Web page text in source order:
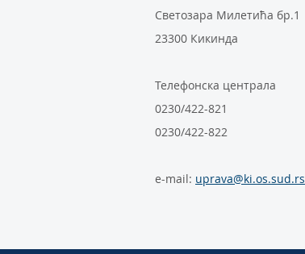
Светозара Милетића бр.1
23300 Кикинда
Телефонска централа
0230/422-821
0230/422-822
e-mail: uprava@ki.os.sud.rs